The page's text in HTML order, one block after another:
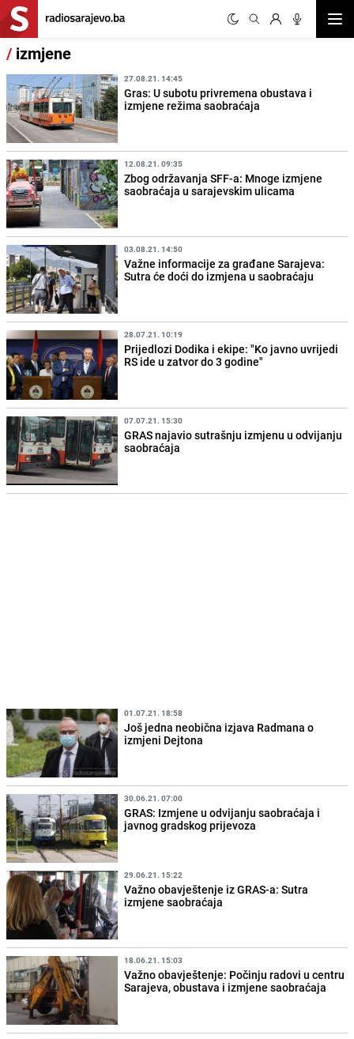
/ izmjene
27.08.21. 14:45
Gras: U subotu privremena obustava i
izmjene režima saobraćaja
12.08.21. 09:35
Zbog održavanja SFF-a: Mnoge izmjene
saobraćaja u sarajevskim ulicama
03.08.21. 14:50
Važne informacije za građane Sarajeva:
Sutra će doći do izmjena u saobraćaju
28.07.21. 10:19
Prijedlozi Dodika i ekipe: "Ko javno uvrijedi
RS ide u zatvor do 3 godine"
07.07.21. 15:30
GRAS najavio sutrašnju izmjenu u odvijanju
saobraćaja
01.07.21. 18:58
Još jedna neobična izjava Radmana o
izmjeni Dejtona
30.06.21. 07:00
GRAS: Izmjene u odvijanju saobraćaja i
javnog gradskog prijevoza
29.06.21. 15:22
Važno obavještenje iz GRAS-a: Sutra
izmjene saobraćaja
18.06.21. 15:03
Važno obavještenje: Počinju radovi u centru
Sarajeva, obustava i izmjene saobraćaja